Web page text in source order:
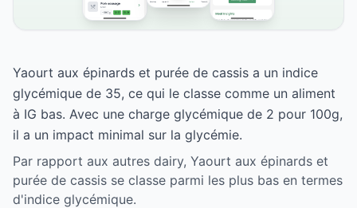
Yaourt aux épinards et purée de cassis a un indice
glycémique de 35, ce qui le classe comme un aliment
à IG bas. Avec une charge glycémique de 2 pour 100g,
il a un impact minimal sur la glycémie.
Par rapport aux autres dairy, Yaourt aux épinards et
purée de cassis se classe parmi les plus bas en termes
d'indice glycémique.